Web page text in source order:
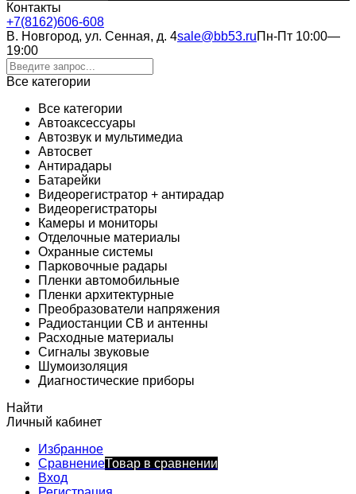
Контакты
+7(8162)606-608
В. Новгород, ул. Сенная, д. 4sale@bb53.ruПн-Пт 10:00—
19:00
Все категории
Все категории
Автоаксессуары
Автозвук и мультимедиа
Автосвет
Антирадары
Батарейки
Видеорегистратор + антирадар
Видеорегистраторы
Камеры и мониторы
Отделочные материалы
Охранные системы
Парковочные радары
Пленки автомобильные
Пленки архитектурные
Преобразователи напряжения
Радиостанции CB и антенны
Расходные материалы
Сигналы звуковые
Шумоизоляция
Диагностические приборы
Найти
Личный кабинет
Избранное
СравнениеТовар в сравнении
Вход